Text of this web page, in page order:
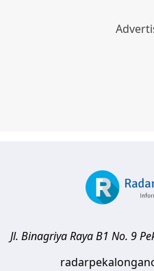
Jl. Binagriya Raya B1 No. 9